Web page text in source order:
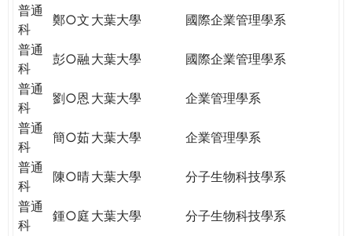
普通
科
鄭○文 大葉大學
國際企業管理學系
普通
科
彭○融 大葉大學
國際企業管理學系
普通
科
劉○恩 大葉大學
企業管理學系
普通
科
簡○茹大葉大學
企業管理學系
普通
科
陳○晴大葉大學
分子生物科技學系
普通
科
鍾○庭 大葉大學
分子生物科技學系